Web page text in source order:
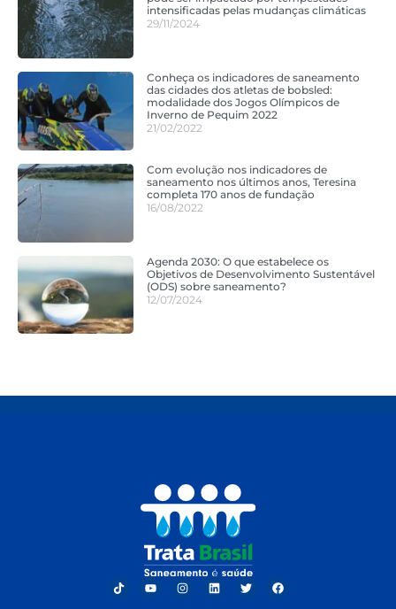
intensificadas pelas mudanças climáticas
29/11/2024
Conheça os indicadores de saneamento
das cidades dos atletas de bobsled:
modalidade dos Jogos Olímpicos de
Inverno de Pequim 2022
21/02/2022
Com evolução nos indicadores de
saneamento nos últimos anos, Teresina
completa 170 anos de fundação
16/08/2022
Agenda 2030: O que estabelece os
Objetivos de Desenvolvimento Sustentável
(ODS) sobre saneamento?
12/07/2024